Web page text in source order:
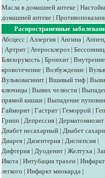
Масла в домашней аптеке |
домашней аптеке |
Распространенные
Абсцесс | Аллергия | Ангина |
| Артрит | Атеросклероз |
Близорукость | Бронхит |
кровотечение | Возбуждение |
Вульвовагинит | Вшивый тиф |
ключицы | Вывих челюсти |
прямой кишки | Выпадение
Гайморит | Гастрит | Геморрой |
Грипп | Депрессия | Дерматомиозит
Диабет несахарный | Диабет
Диарея | Дизентерия | Диспепсия |
Дифтерия | Дуоденит | Желтуха |
Икота | Интубация трахеи | Инфаркт
легкого | Инфаркт миокарда |